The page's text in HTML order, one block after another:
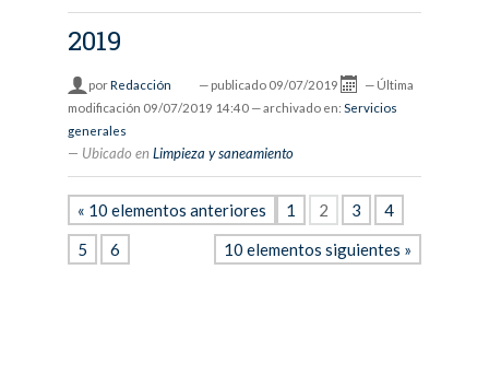
2019
porRedacción — publicado 09/07/2019 — Última
modificación 09/07/2019 14:40 — archivado en: Servicios
generales
Ubicado en Limpieza y saneamiento
« 10 elementos anteriores
10 elementos siguientes »
1 2 3
4
5
6